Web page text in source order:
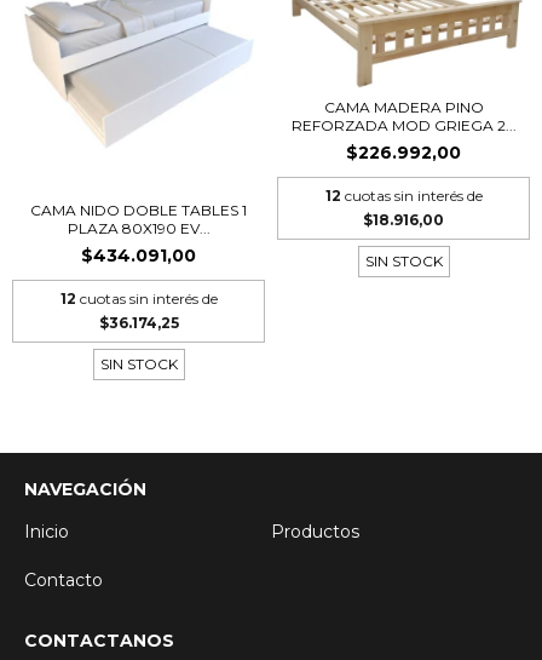
CAMA NIDO DOBLE TABLES 1
PLAZA 80X190 EV...
$434.091,00
12 cuotas sin interés de
$36.174,25
SIN STOCK
CAMA MADERA PINO
REFORZADA MOD GRIEGA 2...
$226.992,00
12 cuotas sin interés de
$18.916,00
SIN STOCK
NAVEGACIÓN
Inicio
Productos
Contacto
CONTACTANOS